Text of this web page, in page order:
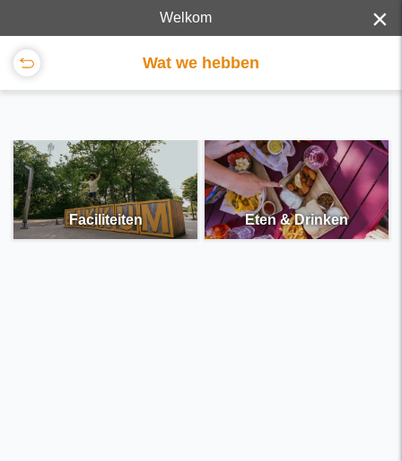
Welkom ×
Wat we hebben
Faciliteiten Eten & Drinken